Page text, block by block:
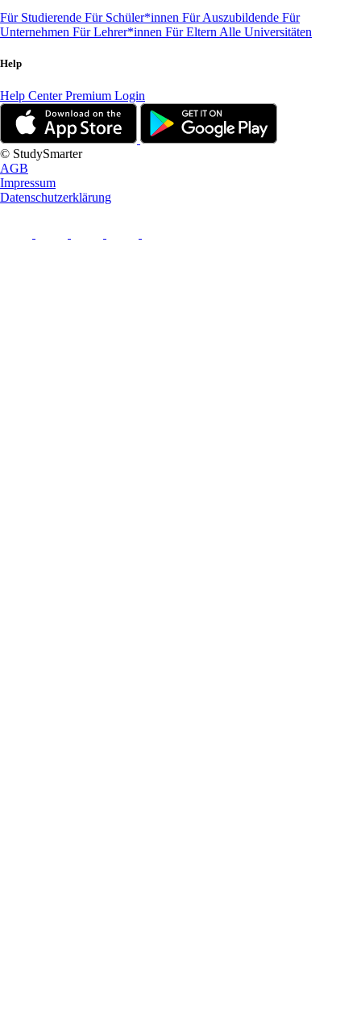
Für Studierende Für Schüler*innen Für Auszubildende Für
Unternehmen Für Lehrer*innen Für Eltern Alle Universitäten
Help
Help CenterPremium Login
© StudySmarter
AGB
Impressum
Datenschutzerklärung